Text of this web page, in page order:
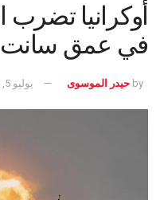
أوكرانيا تضرب
في عمق سانت
by حيدر الموسوى يوليو 5, 2026